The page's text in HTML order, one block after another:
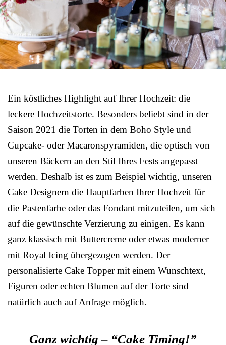
Ein köstliches Highlight auf Ihrer Hochzeit: die
leckere Hochzeitstorte. Besonders beliebt sind in der
Saison 2021 die Torten in dem Boho Style und
Cupcake- oder Macaronspyramiden, die optisch von
unseren Bäckern an den Stil Ihres Fests angepasst
werden. Deshalb ist es zum Beispiel wichtig, unseren
Cake Designern die Hauptfarben Ihrer Hochzeit für
die Pastenfarbe oder das Fondant mitzuteilen, um sich
auf die gewünschte Verzierung zu einigen. Es kann
ganz klassisch mit Buttercreme oder etwas moderner
mit Royal Icing übergezogen werden. Der
personalisierte Cake Topper mit einem Wunschtext,
Figuren oder echten Blumen auf der Torte sind
natürlich auch auf Anfrage möglich.
Ganz wichtig – “Cake Timing!”